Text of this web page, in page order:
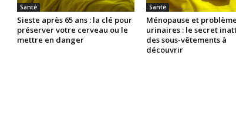
Santé
Sieste après 65 ans : la clé pour
préserver votre cerveau ou le
mettre en danger
Santé
Ménopause et
urinaires : le secret
des sous-vêtements à
découvrir